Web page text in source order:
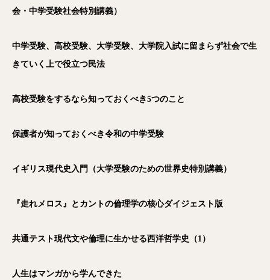
会・中学受験社会特別講義）
中学受験、高校受験、大学受験、大学院入試に留まらず社会で生
きていく上で役立つ民法
高校受験をするなら知っておくべき5つのこと
保護者が知っておくべき令和の中学受験
イギリス現代史入門（大学受験のための世界史特別講義）
『走れメロス』とカントの倫理学の核心ダイジェスト版
共通テスト現代文や倫理に生かせる西洋哲学史（1）
人生はマンガから学んできた